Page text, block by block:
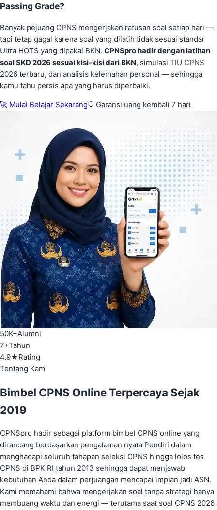
Passing Grade?
Banyak pejuang CPNS mengerjakan ratusan soal setiap hari —
tapi tetap gagal karena soal yang dilatih tidak sesuai standar
Ultra HOTS yang dipakai BKN. CPNSpro hadir dengan latihan
soal SKD 2026 sesuai kisi-kisi dari BKN, simulasi TIU CPNS
2026 terbaru, dan analisis kelemahan personal — sehingga
kamu tahu persis apa yang harus diperbaiki.
🚀 Mulai Belajar Sekarang Garansi uang kembali 7 hari
50K+Alumni
7+Tahun
4.9★Rating
Tentang Kami
Bimbel CPNS Online Terpercaya Sejak
2019
CPNSpro hadir sebagai platform bimbel CPNS online yang
dirancang berdasarkan pengalaman nyata Pendiri dalam
menghadapi seluruh tahapan seleksi CPNS hingga lolos tes
CPNS di BPK RI tahun 2013 sehingga dapat menjawab
kebutuhan Anda dalam perjuangan mencapai impian jadi ASN.
Kami memahami bahwa mengerjakan soal tanpa strategi hanya
membuang waktu dan energi — terutama saat soal CPNS 2026